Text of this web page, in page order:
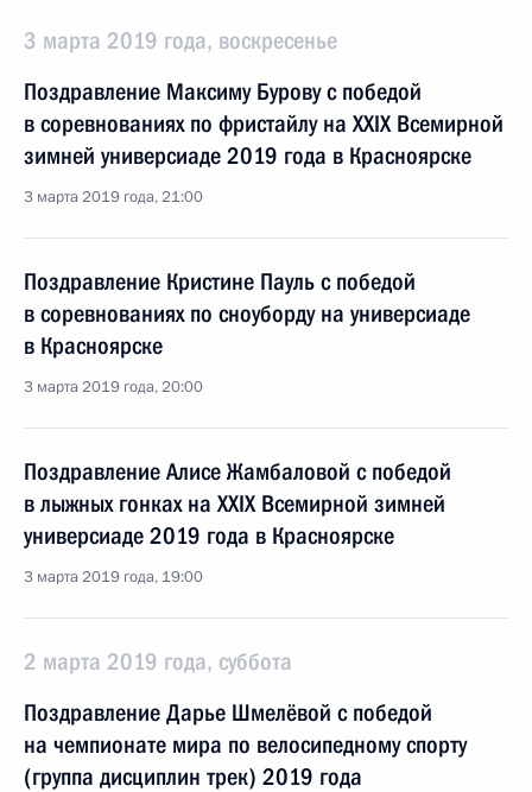
3 марта 2019 года, воскресенье
Поздравление Максиму Бурову с победой
в соревнованиях по фристайлу на XXIX Всемирной
зимней универсиаде 2019 года в Красноярске
3 марта 2019 года, 21:00
Поздравление Кристине Пауль с победой
в соревнованиях по сноуборду на универсиаде
в Красноярске
3 марта 2019 года, 20:00
Поздравление Алисе Жамбаловой с победой
в лыжных гонках на XXIX Всемирной зимней
универсиаде 2019 года в Красноярске
3 марта 2019 года, 19:00
2 марта 2019 года, суббота
Поздравление Дарье Шмелёвой с победой
на чемпионате мира по велосипедному спорту
(группа дисциплин трек) 2019 года